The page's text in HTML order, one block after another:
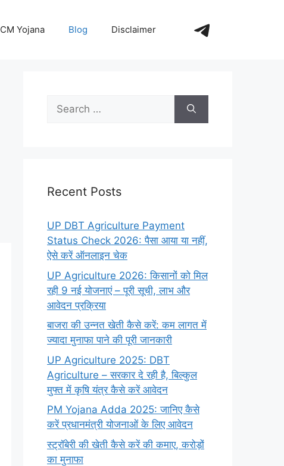
CM Yojana Blog Disclaimer https://t.me/
Search
for:
Recent Posts
UP DBT Agriculture Payment
Status Check 2026: पैसा आया या नहीं,
ऐसे करें ऑनलाइन चेक
UP Agriculture 2026: किसानों को मिल
रही 9 नई योजनाएं – पूरी सूची, लाभ और
आवेदन प्रक्रिया
बाजरा की उन्नत खेती कैसे करें: कम लागत में
ज्यादा मुनाफा पाने की पूरी जानकारी
UP Agriculture 2025: DBT
Agriculture – सरकार दे रही है, बिल्कुल
मुफ्त में कृषि यंत्र कैसे करें आवेदन
PM Yojana Adda 2025: जानिए कैसे
करें प्रधानमंत्री योजनाओं के लिए आवेदन
स्ट्रॉबेरी की खेती कैसे करें की कमाए, करोड़ों
का मुनाफा